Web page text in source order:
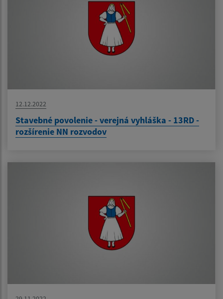
12.12.2022
Stavebné povolenie - verejná vyhláška - 13RD -
rozšírenie NN rozvodov